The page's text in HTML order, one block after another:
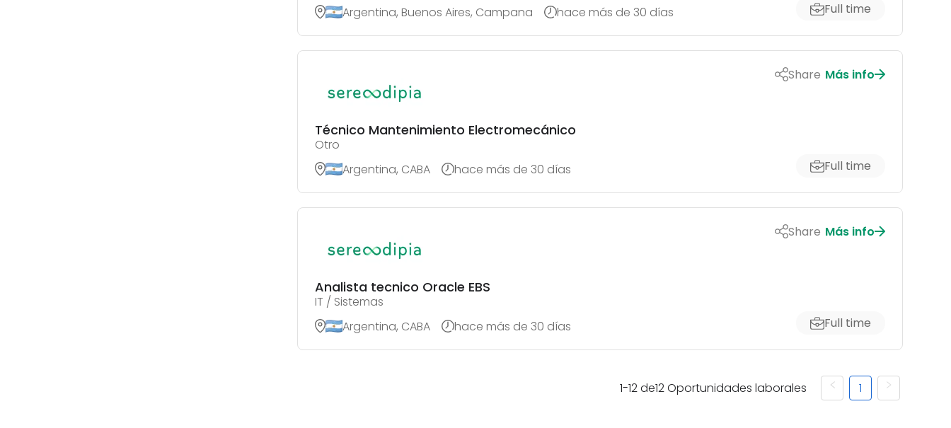
Argentina, Buenos Aires, Campana
hace más de 30 días Full time
Técnico Mantenimiento Electromecánico
Otro
Argentina, CABA
hace más de 30 días
Share Más info
Full time
Analista tecnico Oracle EBS
IT / Sistemas
Argentina, CABA
hace más de 30 días
Share Más info
Full time
1-12de12Oportunidades laborales 1